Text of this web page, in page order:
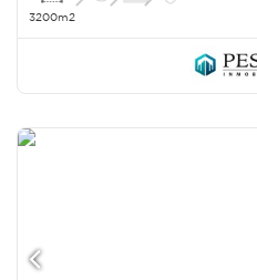
3200m2